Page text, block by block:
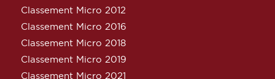
Classement Micro 2012
Classement Micro 2016
Classement Micro 2018
Classement Micro 2019
Classement Micro 2021